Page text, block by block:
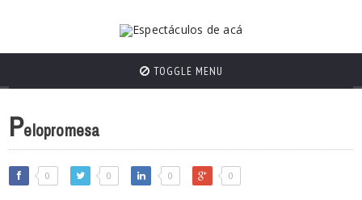
TOGGLE MENU
Pelopromesa
0 0 0 0